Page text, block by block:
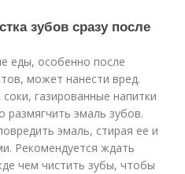
зубов сразу после
еды, особенно после
может нанести вред.
газированные напитки
размягчить эмаль зубов.
эмаль, стирая ее и
Рекомендуется ждать
чем чистить зубы, чтобы